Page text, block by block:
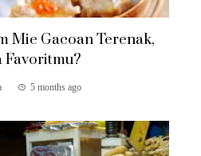
Mie Gacoan Terenak,
Favoritmu?
5 months ago